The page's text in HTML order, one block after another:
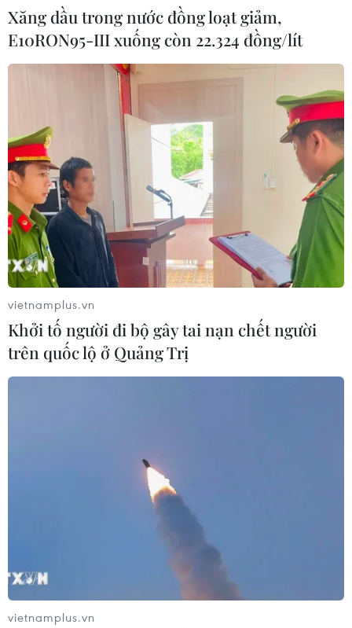
TIN CÙNG CHUYÊN MỤC
Chiến dịch 500 ngày đêm:
nhận mẫu ADN thân nhân liệt sỹ
06/08/2026 11:01
Xăng dầu trong nước đồng loạt giảm,
E10RON95-III xuống còn 22.324 đồng/lít
vietnamplus.vn
Khởi tố người đi bộ gây tai nạn chết người
trên quốc lộ ở Quảng Trị
vietnamplus.vn